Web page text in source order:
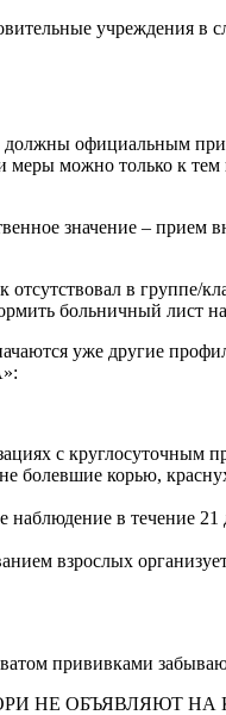
учреждения в
официальным
можно только к
значение –
в группе/
больничный лист
уже другие
с круглосуточным
болевшие корью,
в течение 21
взрослых
прививками забывают
ПО КОРИ НЕ